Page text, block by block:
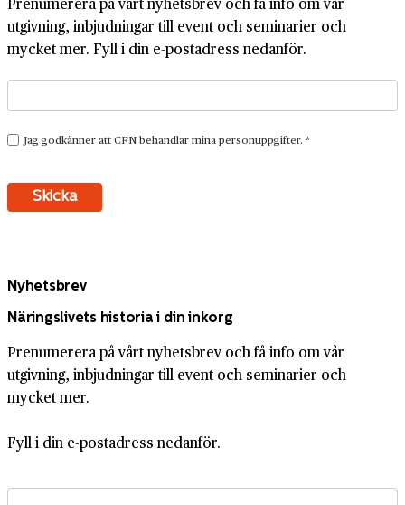
utgivning, inbjudningar till event och seminarier och
mycket mer. Fyll i din e-postadress nedanför.
Nyhetsbrev
Näringslivets historia i din inkorg
Prenumerera på vårt nyhetsbrev och få info om vår
utgivning, inbjudningar till event och seminarier och
mycket mer.
Fyll i din e-postadress nedanför.